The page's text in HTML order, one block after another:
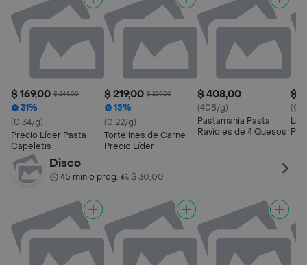
$ 169,00 $ 244,00
31%
(0.34/g)
Precio Líder Pasta
Capeletis
$ 219,00 $ 259,00
15%
(0.22/g)
Tortelines de Carne
Precio Líder
$ 408,00
(408/g)
Pastamania Pasta
Ravioles de 4 Quesos
$
La
Disco
45 min o prog.• $ 30,00